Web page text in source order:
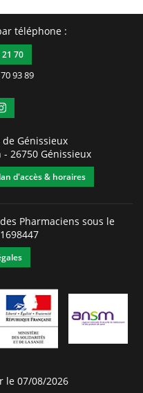
téléphone :
70
93 89
Génissieux
- 26750 Génissieux
d'accès & horaires
Pharmaciens sous le
le 07/08/2026